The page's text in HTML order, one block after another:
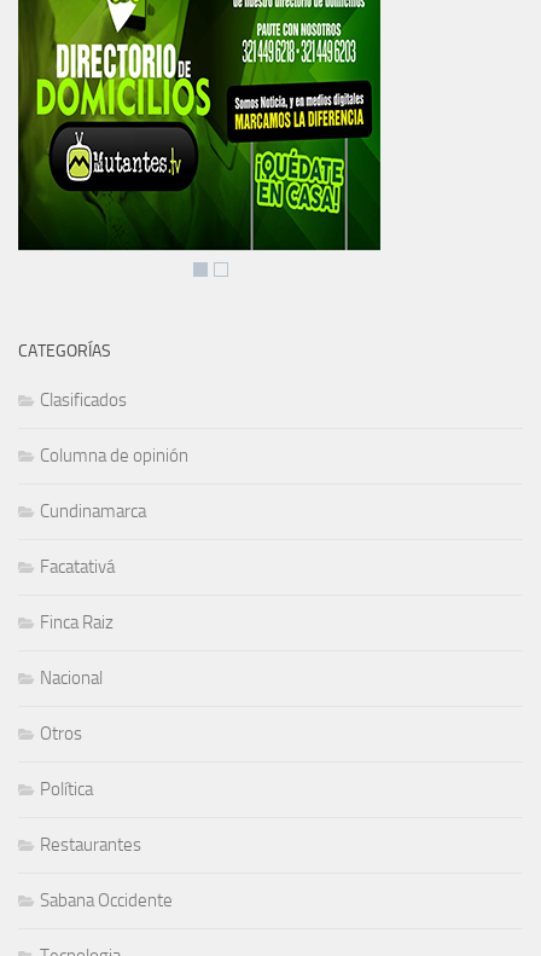
CATEGORÍAS
Clasificados
Columna de opinión
Cundinamarca
Facatativá
Finca Raiz
Nacional
Otros
Política
Restaurantes
Sabana Occidente